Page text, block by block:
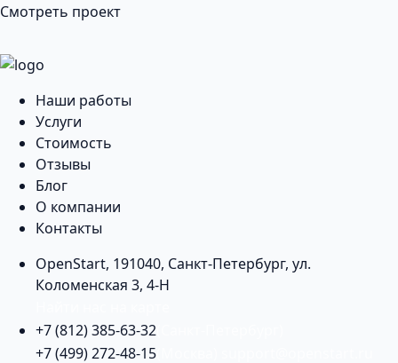
Смотреть проект
Наши работы
Услуги
Стоимость
Отзывы
Блог
О компании
Контакты
OpenStart, 191040, Санкт-Петербург, ул.
Коломенская 3, 4-Н
+7 (812) 385-63-32
+7 (499) 272-48-15